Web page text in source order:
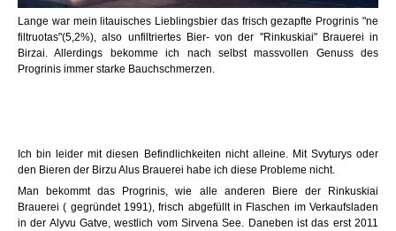
Lange war mein litauisches Lieblingsbier das frisch gezapfte Progrinis "ne
filtruotas"(5,2%), also unfiltriertes Bier- von der "Rinkuskiai" Brauerei in
Birzai. Allerdings bekomme ich nach selbst massvollen Genuss des
Progrinis immer starke Bauchschmerzen.
Ich bin leider mit diesen Befindlichkeiten nicht alleine. Mit Svyturys oder
den Bieren der Birzu Alus Brauerei habe ich diese Probleme nicht.
Man bekommt das Progrinis, wie alle anderen Biere der Rinkuskiai
Brauerei ( gegründet 1991), frisch abgefüllt in Flaschen im Verkaufsladen
in der Alyvu Gatve, westlich vom Sirvena See. Daneben ist das erst 2011